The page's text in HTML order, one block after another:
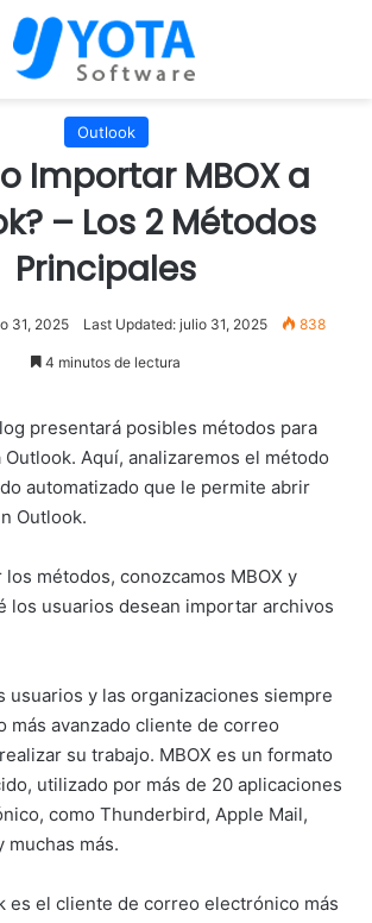
Outlook
Importar MBOX a
– Los 2 Métodos
Principales
31, 2025 Last Updated: julio 31, 2025 838
4 minutos de lectura
presentará posibles métodos para
Outlook. Aquí, analizaremos el método
automatizado que le permite abrir
Outlook.
métodos, conozcamos MBOX y
los usuarios desean importar archivos
usuarios y las organizaciones siempre
más avanzado cliente de correo
su trabajo. MBOX es un formato
utilizado por más de 20 aplicaciones
como Thunderbird, Apple Mail,
muchas más.
es el cliente de correo electrónico más